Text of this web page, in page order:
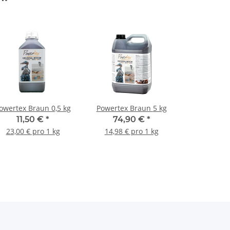
Braun 0,5 kg
11,50 € *
23,00 € pro 1 kg
Powertex Braun 5 kg
74,90 € *
14,98 € pro 1 kg